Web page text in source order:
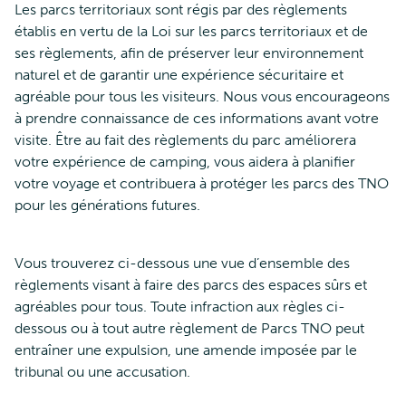
Les parcs territoriaux sont régis par des règlements
établis en vertu de la Loi sur les parcs territoriaux et de
ses règlements, afin de préserver leur environnement
naturel et de garantir une expérience sécuritaire et
agréable pour tous les visiteurs. Nous vous encourageons
à prendre connaissance de ces informations avant votre
visite. Être au fait des règlements du parc améliorera
votre expérience de camping, vous aidera à planifier
votre voyage et contribuera à protéger les parcs des TNO
pour les générations futures.
Vous trouverez ci-dessous une vue d’ensemble des
règlements visant à faire des parcs des espaces sûrs et
agréables pour tous. Toute infraction aux règles ci-
dessous ou à tout autre règlement de Parcs TNO peut
entraîner une expulsion, une amende imposée par le
tribunal ou une accusation.